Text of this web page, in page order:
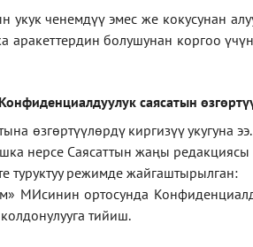
ченемдүү эмес же кокусунан
аракеттердин болушунан коргоо
Конфиденциалдуулук саясатын
өзгөртүүлөрдү киргизүү укугуна
нерсе Саясаттын жаңы
туруктуу режимде жайгаштырылган:
МИсинин ортосунда
тийиш.